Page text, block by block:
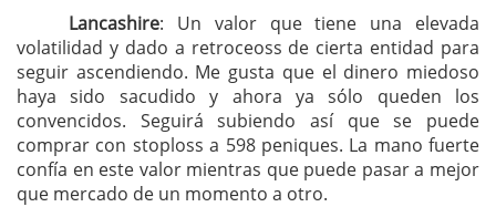
Lancashire: Un valor que tiene una elevada
volatilidad y dado a retroceoss de cierta entidad para
seguir ascendiendo. Me gusta que el dinero miedoso
haya sido sacudido y ahora ya sólo queden los
convencidos. Seguirá subiendo así que se puede
comprar con stoploss a 598 peniques. La mano fuerte
confía en este valor mientras que puede pasar a mejor
que mercado de un momento a otro.